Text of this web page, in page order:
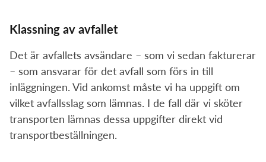
Klassning av avfallet
Det är avfallets avsändare – som vi sedan fakturerar
– som ansvarar för det avfall som förs in till
inläggningen. Vid ankomst måste vi ha uppgift om
vilket avfallsslag som lämnas. I de fall där vi sköter
transporten lämnas dessa uppgifter direkt vid
transportbeställningen.